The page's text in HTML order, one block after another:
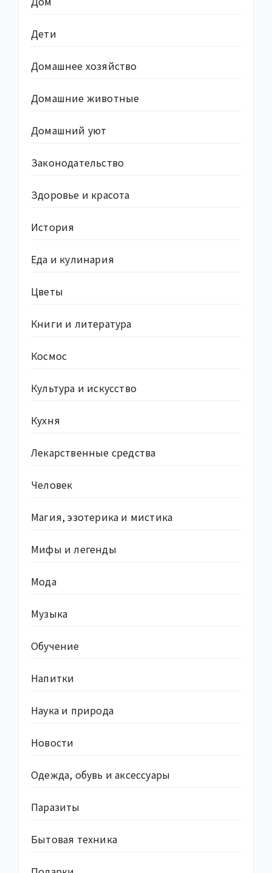
Дети
Домашнее хозяйство
Домашние животные
Домашний уют
Законодательство
Здоровье и красота
История
Еда и кулинария
Цветы
Книги и литература
Космос
Культура и искусство
Кухня
Лекарственные средства
Человек
Магия, эзотерика и мистика
Мифы и легенды
Мода
Музыка
Обучение
Напитки
Наука и природа
Новости
Одежда, обувь и аксессуары
Паразиты
Бытовая техника